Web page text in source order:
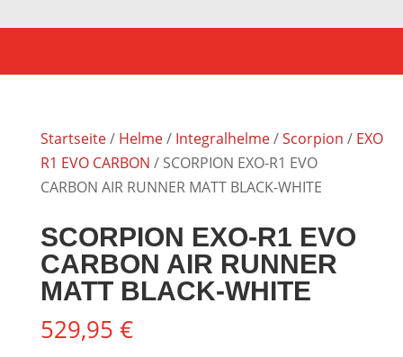
Startseite/ Helme/ Integralhelme/Scorpion / EXO
R1 EVO CARBON / SCORPION EXO-R1 EVO
CARBON AIR RUNNER MATT BLACK-WHITE
SCORPION EXO-R1 EVO
CARBON AIR RUNNER
MATT BLACK-WHITE
529,95 €